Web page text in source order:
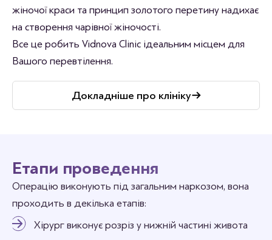
жіночої краси та принцип золотого перетину надихає
на створення чарівної жіночості.
Все це робить Vidnova Clinic ідеальним місцем для
Вашого перевтілення.
Докладніше про клініку
Етапи проведення
Операцію виконують під загальним наркозом, вона
проходить в декілька етапів:
Хірург виконує розріз у нижній частині живота